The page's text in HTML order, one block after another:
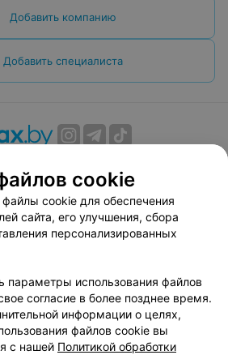
Добавить компанию
Добавить специалиста
договор
Способы оплаты
по использованию сервиса
«Афиша»
соглашение
вопросам сотрудничества
руководителю relax.by
настройки cookie
cookie
cookie для обеспечения
сайта, его улучшения, сбора
персонализированных
параметры использования файлов
согласие в более позднее время.
информации о целях,
файлов cookie вы
с нашей Политикой обработки